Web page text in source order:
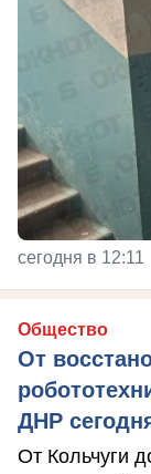
сегодня в 12:11
Общество
От
ДНР
От Кольчуги